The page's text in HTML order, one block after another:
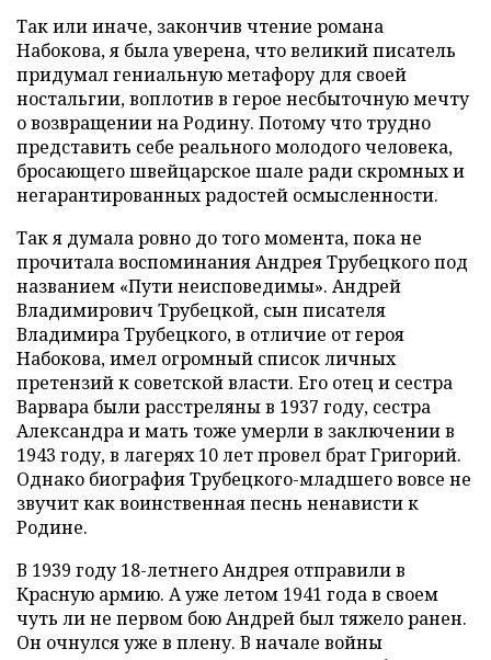
Так или иначе, закончив чтение романа
Набокова, я была уверена, что великий писатель
придумал гениальную метафору для своей
ностальгии, воплотив в герое несбыточную мечту
о возвращении на Родину. Потому что трудно
представить себе реального молодого человека,
бросающего швейцарское шале ради скромных и
негарантированных радостей осмысленности.
Так я думала ровно до того момента, пока не
прочитала воспоминания Андрея Трубецкого под
названием «Пути неисповедимы». Андрей
Владимирович Трубецкой, сын писателя
Владимира Трубецкого, в отличие от героя
Набокова, имел огромный список личных
претензий к советской власти. Его отец и сестра
Варвара были расстреляны в 1937 году, сестра
Александра и мать тоже умерли в заключении в
1943 году, в лагерях 10 лет провел брат Григорий.
Однако биография Трубецкого-младшего вовсе не
звучит как воинственная песнь ненависти к
Родине.
В 1939 году 18-летнего Андрея отправили в
Красную армию. А уже летом 1941 года в своем
чуть ли не первом бою Андрей был тяжело ранен.
Он очнулся уже в плену. В начале войны